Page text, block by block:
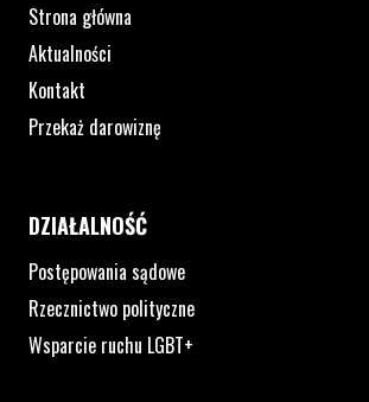
Strona główna
Aktualności
Kontakt
Przekaż darowiznę
DZIAŁALNOŚĆ
Postępowania sądowe
Rzecznictwo polityczne
Wsparcie ruchu LGBT+